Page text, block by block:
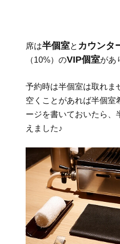
席は半個室と カウンタ
（10%）のVIP個室があ
予約時は半個室は取れま
空くことがあれば半個室
ージを書いておいたら、
えました♪